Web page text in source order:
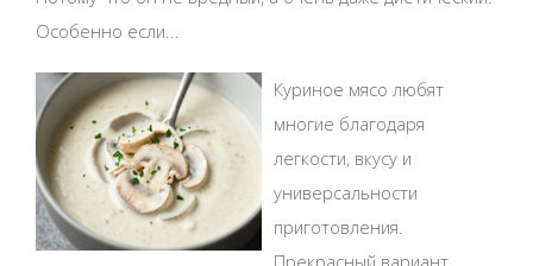
Особенно если...
Куриное мясо любят
многие благодаря
легкости, вкусу и
универсальности
приготовления.